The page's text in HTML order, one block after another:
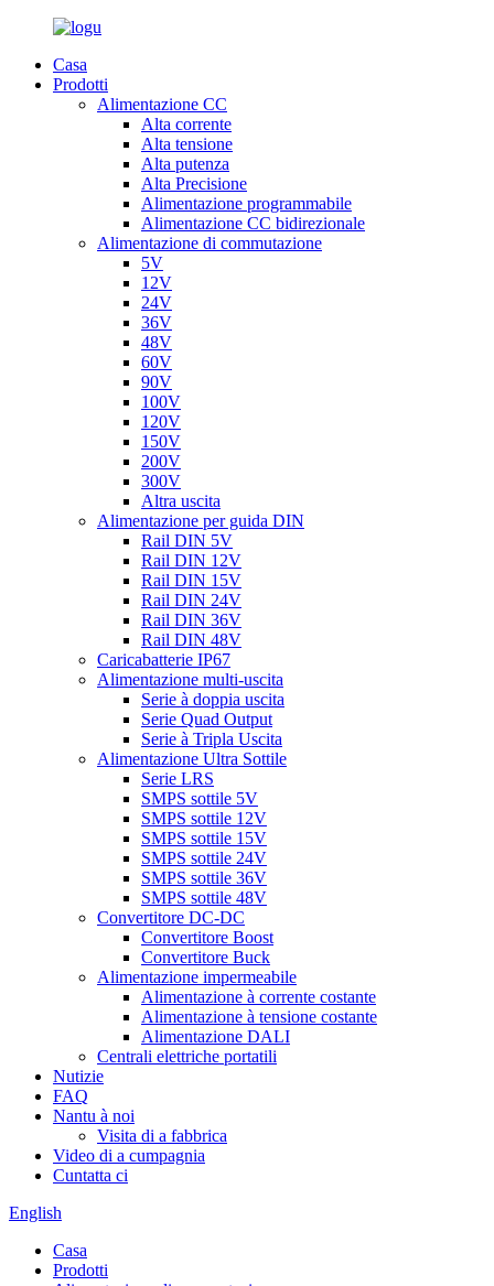
Casa
Prodotti
Alimentazione CC
Alta corrente
Alta tensione
Alta putenza
Alta Precisione
Alimentazione programmabile
Alimentazione CC bidirezionale
Alimentazione di commutazione
5V
12V
24V
36V
48V
60V
90V
100V
120V
150V
200V
300V
Altra uscita
Alimentazione per guida DIN
Rail DIN 5V
Rail DIN 12V
Rail DIN 15V
Rail DIN 24V
Rail DIN 36V
Rail DIN 48V
Caricabatterie IP67
Alimentazione multi-uscita
Serie à doppia uscita
Serie Quad Output
Serie à Tripla Uscita
Alimentazione Ultra Sottile
Serie LRS
SMPS sottile 5V
SMPS sottile 12V
SMPS sottile 15V
SMPS sottile 24V
SMPS sottile 36V
SMPS sottile 48V
Convertitore DC-DC
Convertitore Boost
Convertitore Buck
Alimentazione impermeabile
Alimentazione à corrente costante
Alimentazione à tensione costante
Alimentazione DALI
Centrali elettriche portatili
Nutizie
FAQ
Nantu à noi
Visita di a fabbrica
Video di a cumpagnia
Cuntatta ci
English
Casa
Prodotti